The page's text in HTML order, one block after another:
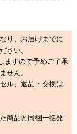
り、お届けまでに
さい。
ますので予めご了承
せん。
ル、返品・交換は
商品と同梱一括発